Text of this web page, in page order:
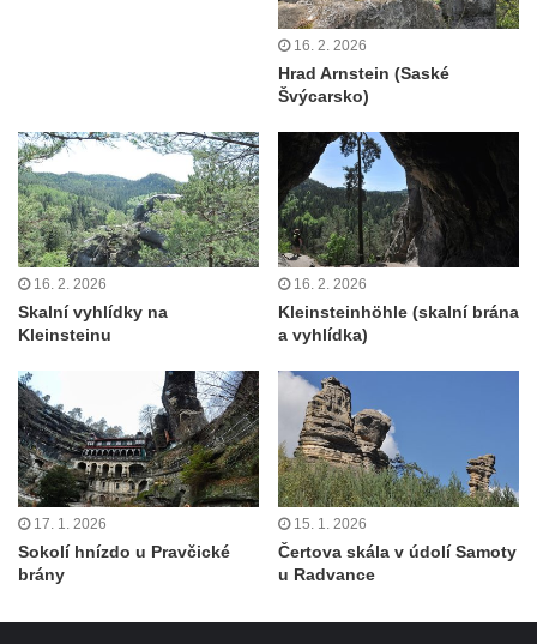
16. 2. 2026
Hrad Arnstein (Saské
Švýcarsko)
16. 2. 2026
Skalní vyhlídky na
Kleinsteinu
16. 2. 2026
Kleinsteinhöhle (skalní brána
a vyhlídka)
17. 1. 2026
Sokolí hnízdo u Pravčické
brány
15. 1. 2026
Čertova skála v údolí Samoty
u Radvance